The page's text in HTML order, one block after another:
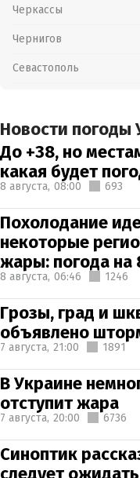
Черкассы
Чернигов
Севастополь
Новости
До +38, но
какая будет
8 августа, 08:00 693
Похолодание
некоторые
жары: погода на
8 августа, 06:46 1246
Грозы, град и
объявлено
7 августа, 21:00 1891
В Украине
отступит жара
7 августа, 20:00 6736
Синоптик
следует